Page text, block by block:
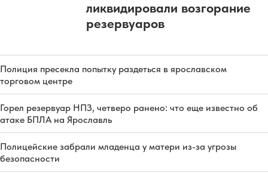
ликвидировали возгорание
резервуаров
Полиция пресекла попытку раздеться в ярославском
торговом центре
Горел резервуар НПЗ, четверо ранено: что еще известно об
атаке БПЛА на Ярославль
Полицейские забрали младенца у матери из-за угрозы
безопасности